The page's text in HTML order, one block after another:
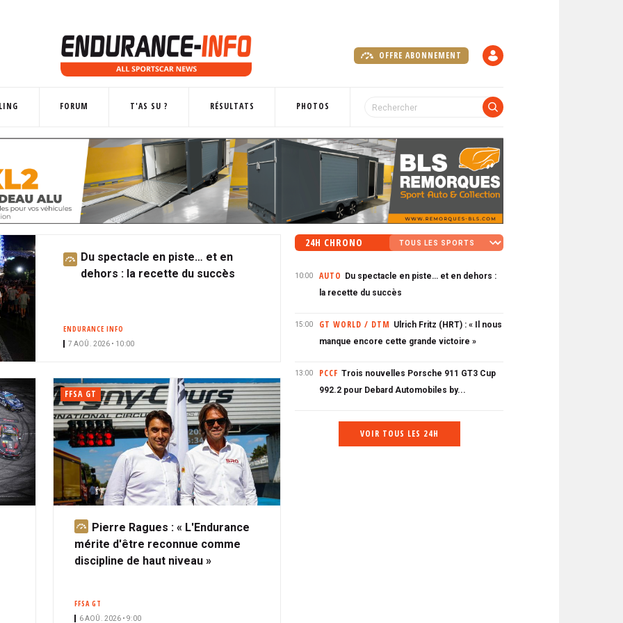
OFFRE ABONNEMENT
FORUM T'AS SU ? RÉSULTATS PHOTOS
A
b
é
Du spectacle en piste… et en
dehors : la recette du succès
ENDURANCE INFO
7 AOÛ. 2026 • 10:00
FFSA GT
A
b
o
Pierre Ragues : « L'Endurance
mérite d'être reconnue comme
discipline de haut niveau »
FFSA GT
6 AOÛ. 2026 • 9:00
24H CHRONO
10:00 AUTO Du spectacle en piste… et en dehors :
la recette du succès
15:00 GT WORLD / DTM Ulrich Fritz (HRT) : « Il nous
manque encore cette grande victoire »
13:00 PCCF Trois nouvelles Porsche 911 GT3 Cup
992.2 pour Debard Automobiles by...
VOIR TOUS LES 24H